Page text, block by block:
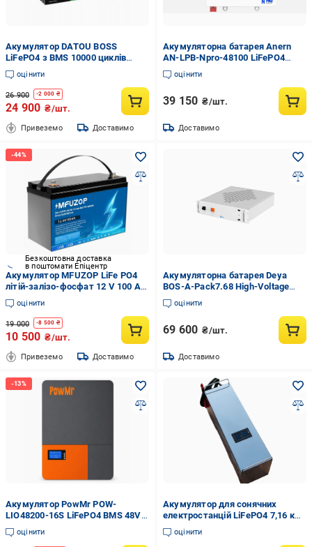
Акумулятор DATOU BOSS
LiFePO4 з BMS 10000 циклів
послідовне та паралельне
з’єднання 3840 Вт·год 12.8V
300Ah (140)
оцінити
26 900 -2 000 ₴
24 900 ₴/шт.
Привеземо Доставимо
Акумуляторна батарея Anern
AN-LPB-Npro-48100 LiFePO4
(32693598)
оцінити
39 150 ₴/шт.
Доставимо
Безкоштовна доставка
в поштомати Епіцентр
Акумулятор MFUZOP LiFe PO4
літій-залізо-фосфат 12 V 100 Ah
(2104618904)
оцінити
19 000 -8 500 ₴
10 500 ₴/шт.
Привеземо Доставимо
Акумуляторна батарея Deya
BOS-A-Pack7.68 High-Voltage
LiFePo4 38,4 V 200 Ah 7,68 kWh
(2898438675)
оцінити
69 600 ₴/шт.
Доставимо
Акумулятор PowMr POW-
LIO48200-16S LiFePO4 BMS 48V
200 Ah 10.24 кВт/год (35680898)
оцінити
Акумулятор для сонячних
електростанцій LiFePO4 7,16 кВт
24V 280 Ah (5753564)
оцінити